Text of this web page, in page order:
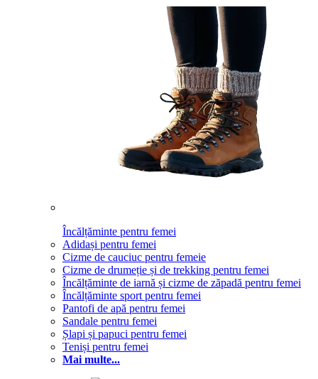
Încălțăminte pentru femei
Adidași pentru femei
Cizme de cauciuc pentru femeie
Cizme de drumeție și de trekking pentru femei
Încălțăminte de iarnă și cizme de zăpadă pentru femei
Încălțăminte sport pentru femei
Pantofi de apă pentru femei
Sandale pentru femei
Șlapi și papuci pentru femei
Teniși pentru femei
Mai multe...